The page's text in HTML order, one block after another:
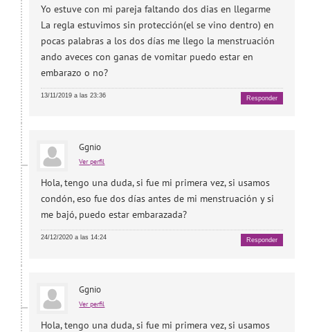
Yo estuve con mi pareja faltando dos dias en llegarme
La regla estuvimos sin protección(el se vino dentro) en
pocas palabras a los dos días me llego la menstruación
ando aveces con ganas de vomitar puedo estar en
embarazo o no?
13/11/2019 a las 23:36 Responder
Ggnio
Ver perfil
Hola, tengo una duda, si fue mi primera vez, si usamos
condón, eso fue dos días antes de mi menstruación y si
me bajó, puedo estar embarazada?
24/12/2020 a las 14:24 Responder
Ggnio
Ver perfil
Hola, tengo una duda, si fue mi primera vez, si usamos